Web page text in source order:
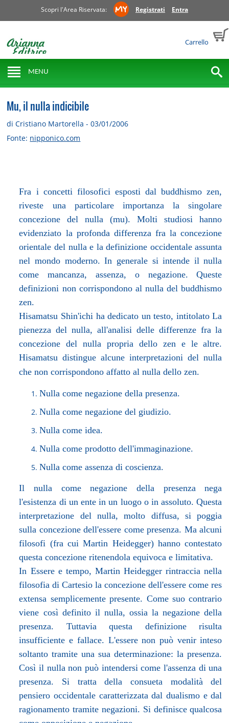
Scopri l'Area Riservata: Registrati Entra
Carrello
MENU
Mu, il nulla indicibile
di Cristiano Martorella - 03/01/2006
Fonte: nipponico.com
Fra i concetti filosofici esposti dal buddhismo zen,
riveste una particolare importanza la singolare
concezione del nulla (mu). Molti studiosi hanno
evidenziato la profonda differenza fra la concezione
orientale del nulla e la definizione occidentale assunta
nel mondo moderno. In generale si intende il nulla
come mancanza, assenza, o negazione. Queste
definizioni non corrispondono al nulla del buddhismo
zen.
Hisamatsu Shin'ichi ha dedicato un testo, intitolato La
pienezza del nulla, all'analisi delle differenze fra la
concezione del nulla propria dello zen e le altre.
Hisamatsu distingue alcune interpretazioni del nulla
che non corrispondono affatto al nulla dello zen.
Nulla come negazione della presenza.
Nulla come negazione del giudizio.
Nulla come idea.
Nulla come prodotto dell'immaginazione.
Nulla come assenza di coscienza.
Il nulla come negazione della presenza nega
l'esistenza di un ente in un luogo o in assoluto. Questa
interpretazione del nulla, molto diffusa, si poggia
sulla concezione dell'essere come presenza. Ma alcuni
filosofi (fra cui Martin Heidegger) hanno contestato
questa concezione ritenendola equivoca e limitativa.
In Essere e tempo, Martin Heidegger rintraccia nella
filosofia di Cartesio la concezione dell'essere come res
extensa semplicemente presente. Come suo contrario
viene così definito il nulla, ossia la negazione della
presenza. Tuttavia questa definizione risulta
insufficiente e fallace. L'essere non può venir inteso
soltanto tramite una sua determinazione: la presenza.
Così il nulla non può intendersi come l'assenza di una
presenza. Si tratta della consueta modalità del
pensiero occidentale caratterizzata dal dualismo e dal
ragionamento tramite negazioni. Si definisce qualcosa